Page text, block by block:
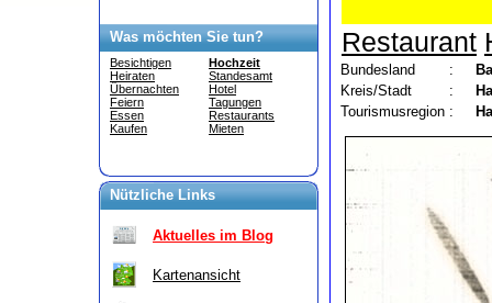
Was möchten Sie tun?
Besichtigen
Heiraten
Übernachten
Feiern
Essen
Kaufen
Hochzeit
Standesamt
Hotel
Tagungen
Restaurants
Mieten
Nützliche Links
Aktuelles im Blog
Kartenansicht
Restaurant
Bundesland :
Kreis/Stadt
:
Tourismusregion :